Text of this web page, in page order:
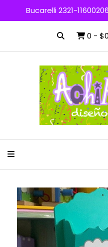
Bucarelli 2321-
0 -